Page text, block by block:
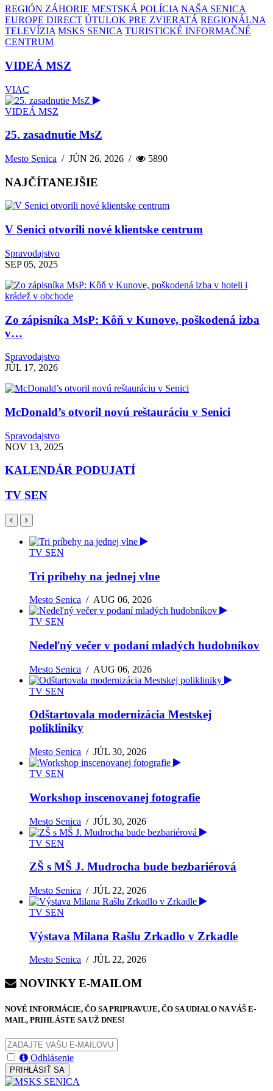
REGIÓN ZÁHORIE MESTSKÁ POLÍCIA NAŠA SENICA
EUROPE DIRECT ÚTULOK PRE ZVIERATÁ REGIONÁLNA
TELEVÍZIA MSKS SENICA TURISTICKÉ INFORMAČNÉ
CENTRUM
VIDEÁ MSZ
VIAC
VIDEÁ MSZ
25. zasadnutie MsZ
Mesto Senica /JÚN 26, 2026 / 5890
NAJČÍTANEJŠIE
V Senici otvorili nové klientske centrum
Spravodajstvo
SEP 05, 2025
Zo zápisníka MsP: Kôň v Kunove, poškodená izba
v…
Spravodajstvo
JÚL 17, 2026
McDonald’s otvoril novú reštauráciu v Senici
Spravodajstvo
NOV 13, 2025
KALENDÁR PODUJATÍ
TV SEN
TV SEN
Tri príbehy na jednej vlne
Mesto Senica /AUG 06, 2026
TV SEN
Nedeľný večer v podaní mladých hudobníkov
Mesto Senica /AUG 06, 2026
TV SEN
Odštartovala modernizácia Mestskej
polikliniky
Mesto Senica /JÚL 30, 2026
TV SEN
Workshop inscenovanej fotografie
Mesto Senica /JÚL 30, 2026
TV SEN
ZŠ s MŠ J. Mudrocha bude bezbariérová
Mesto Senica /JÚL 22, 2026
TV SEN
Výstava Milana Rašlu Zrkadlo v Zrkadle
Mesto Senica /JÚL 22, 2026
NOVINKY E-MAILOM
NOVÉ INFORMÁCIE, ČO SA PRIPRAVUJE, ČO SA UDIALO NA VÁŠ E-
MAIL, PRIHLÁSTE SA UŽ DNES!
Odhlásenie
PRIHLÁSIŤ SA